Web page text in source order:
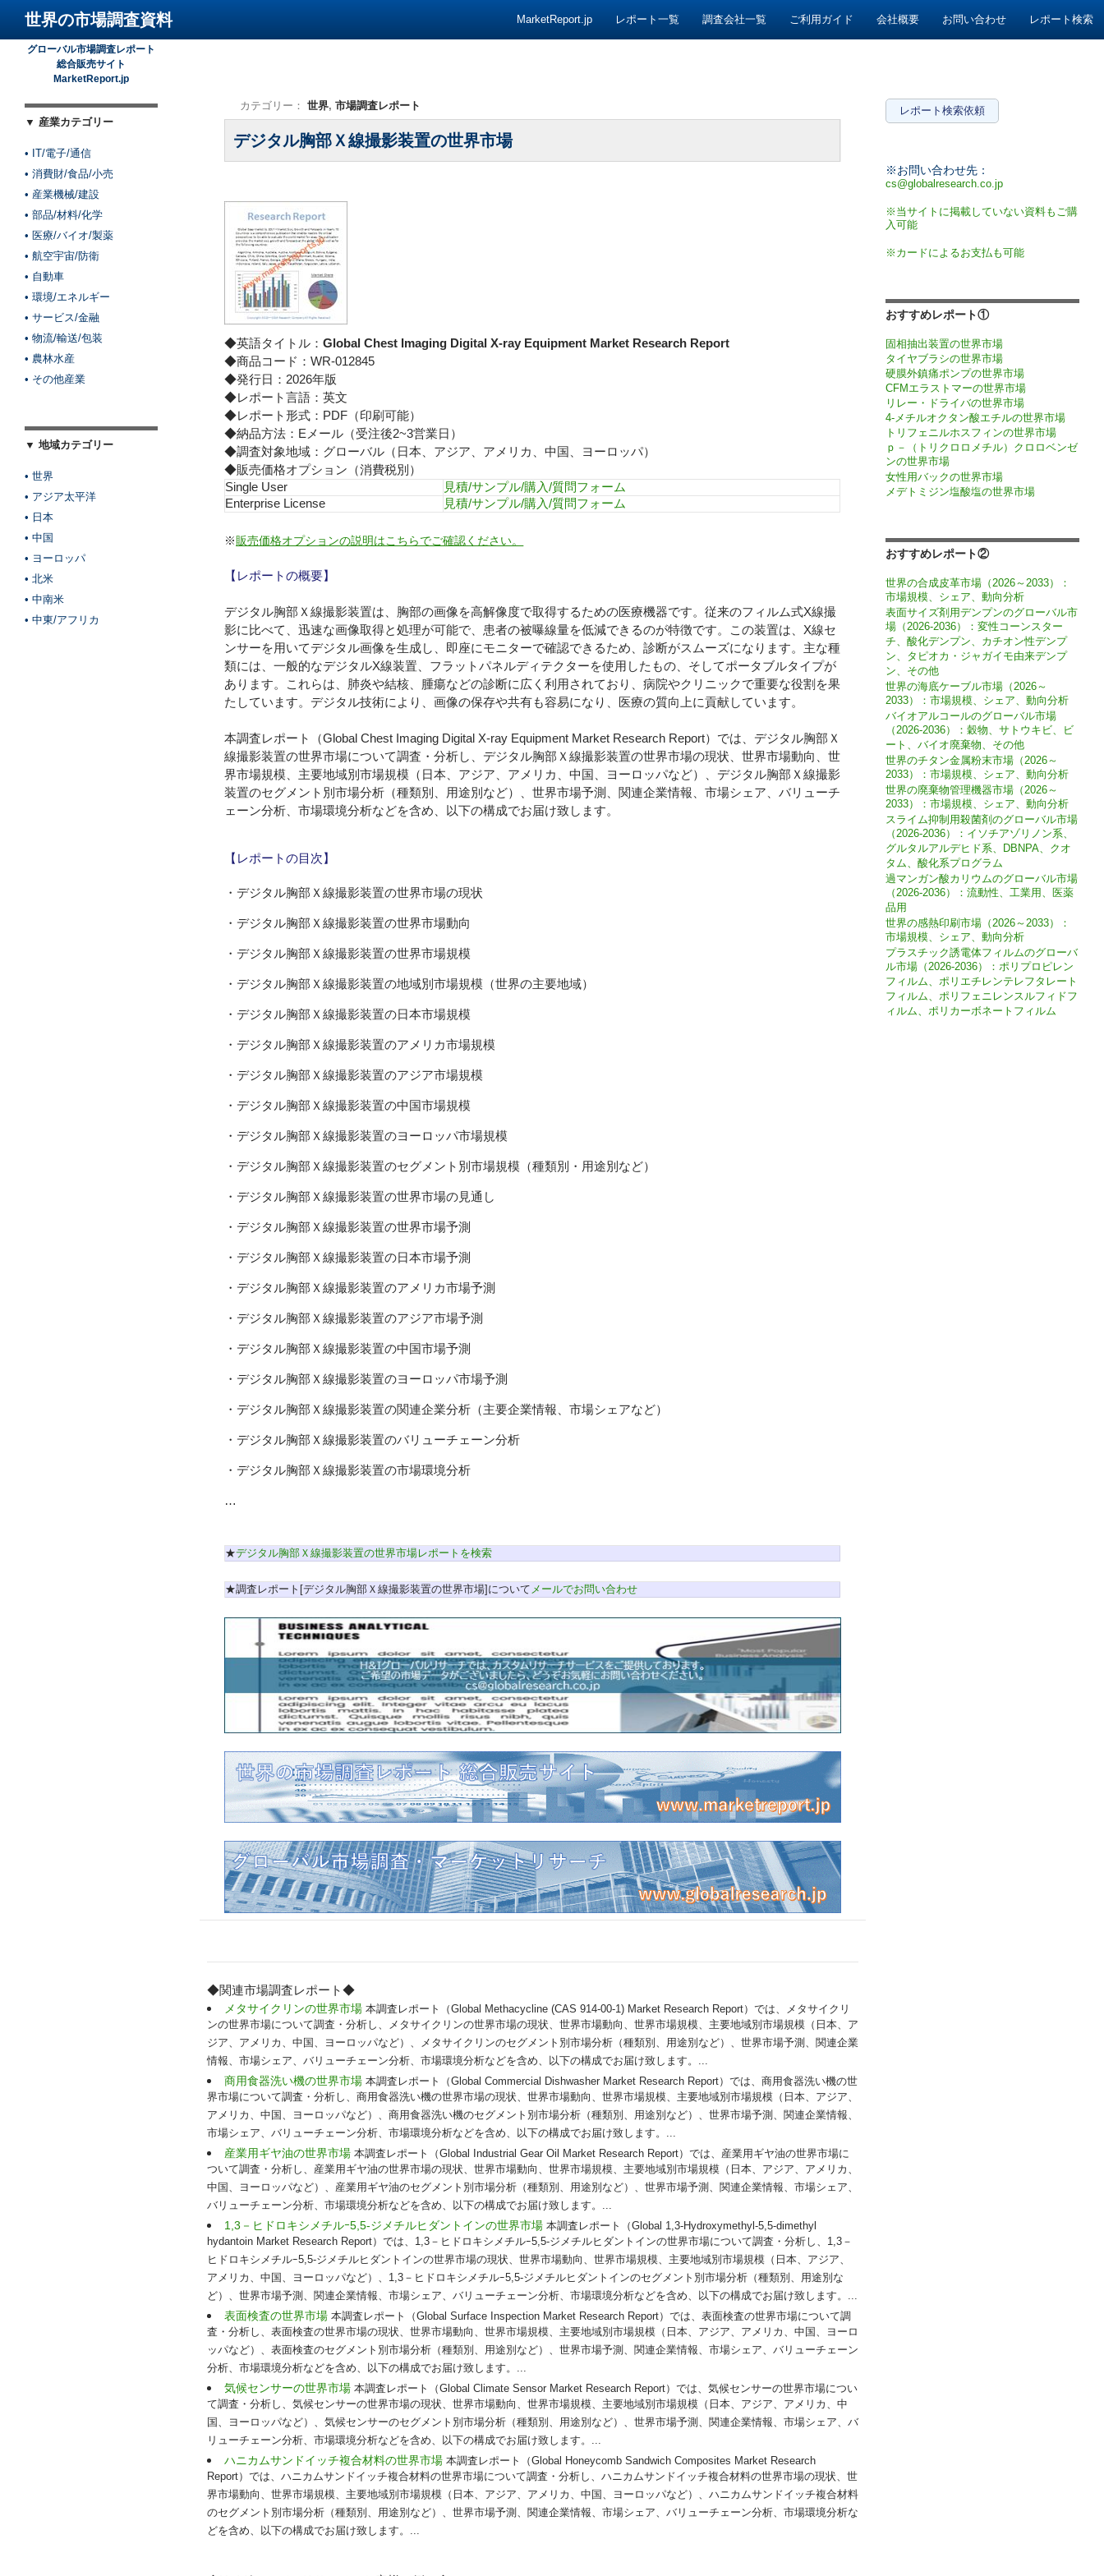
世界の市場調査資料
MarketReport.jp
レポート一覧 調査会社一覧 ご利用ガイド 会社概要 お問い合わせ レポート検索
カテゴリー：世界,市場調査レポート
デジタル胸部Ｘ線撮影装置の世界市場
◆英語タイトル：Global Chest Imaging Digital X-ray Equipment Market Research Report
◆商品コード：WR-012845
◆発行日：2026年版
◆レポート言語：英文
◆レポート形式：PDF（印刷可能）
◆納品方法：Eメール（受注後2~3営業日）
◆調査対象地域：グローバル（日本、アジア、アメリカ、中国、ヨーロッパ）
◆販売価格オプション（消費税別）
Single User
見積/サンプル/購入/質問フォーム
Enterprise License
見積/サンプル/購入/質問フォーム
※販売価格オプションの説明はこちらでご確認ください。
【レポートの概要】
デジタル胸部Ｘ線撮影装置は、胸部の画像を高解像度で取得するための医療機器です。従来のフィルム式X線撮
影に比べて、迅速な画像取得と処理が可能で、患者の被曝線量を低減できるのが特徴です。この装置は、X線セ
ンサーを用いてデジタル画像を生成し、即座にモニターで確認できるため、診断がスムーズになります。主な種
類には、一般的なデジタルX線装置、フラットパネルディテクターを使用したもの、そしてポータブルタイプが
あります。これらは、肺炎や結核、腫瘍などの診断に広く利用されており、病院やクリニックで重要な役割を果
たしています。デジタル技術により、画像の保存や共有も容易になり、医療の質向上に貢献しています。
本調査レポート（Global Chest Imaging Digital X-ray Equipment Market Research Report）では、デジタル胸部Ｘ
線撮影装置の世界市場について調査・分析し、デジタル胸部Ｘ線撮影装置の世界市場の現状、世界市場動向、世
界市場規模、主要地域別市場規模（日本、アジア、アメリカ、中国、ヨーロッパなど）、デジタル胸部Ｘ線撮影
装置のセグメント別市場分析（種類別、用途別など）、世界市場予測、関連企業情報、市場シェア、バリューチ
ェーン分析、市場環境分析などを含め、以下の構成でお届け致します。
【レポートの目次】
・デジタル胸部Ｘ線撮影装置の世界市場の現状
・デジタル胸部Ｘ線撮影装置の世界市場動向
・デジタル胸部Ｘ線撮影装置の世界市場規模
・デジタル胸部Ｘ線撮影装置の地域別市場規模（世界の主要地域）
・デジタル胸部Ｘ線撮影装置の日本市場規模
・デジタル胸部Ｘ線撮影装置のアメリカ市場規模
・デジタル胸部Ｘ線撮影装置のアジア市場規模
・デジタル胸部Ｘ線撮影装置の中国市場規模
・デジタル胸部Ｘ線撮影装置のヨーロッパ市場規模
・デジタル胸部Ｘ線撮影装置のセグメント別市場規模（種類別・用途別など）
・デジタル胸部Ｘ線撮影装置の世界市場の見通し
・デジタル胸部Ｘ線撮影装置の世界市場予測
・デジタル胸部Ｘ線撮影装置の日本市場予測
・デジタル胸部Ｘ線撮影装置のアメリカ市場予測
・デジタル胸部Ｘ線撮影装置のアジア市場予測
・デジタル胸部Ｘ線撮影装置の中国市場予測
・デジタル胸部Ｘ線撮影装置のヨーロッパ市場予測
・デジタル胸部Ｘ線撮影装置の関連企業分析（主要企業情報、市場シェアなど）
・デジタル胸部Ｘ線撮影装置のバリューチェーン分析
・デジタル胸部Ｘ線撮影装置の市場環境分析
…
★デジタル胸部Ｘ線撮影装置の世界市場レポートを検索
★調査レポート[デジタル胸部Ｘ線撮影装置の世界市場]について メールでお問い合わせ
◆関連市場調査レポート◆
メタサイクリンの世界市場 本調査レポート（Global Methacycline (CAS 914-00-1) Market Research Report）では、メタサイクリ
ンの世界市場について調査・分析し、メタサイクリンの世界市場の現状、世界市場動向、世界市場規模、主要地域別市場規模（日本、ア
ジア、アメリカ、中国、ヨーロッパなど）、メタサイクリンのセグメント別市場分析（種類別、用途別など）、世界市場予測、関連企業
情報、市場シェア、バリューチェーン分析、市場環境分析などを含め、以下の構成でお届け致します。...
商用食器洗い機の世界市場 本調査レポート（Global Commercial Dishwasher Market Research Report）では、商用食器洗い機の世
界市場について調査・分析し、商用食器洗い機の世界市場の現状、世界市場動向、世界市場規模、主要地域別市場規模（日本、アジア、
アメリカ、中国、ヨーロッパなど）、商用食器洗い機のセグメント別市場分析（種類別、用途別など）、世界市場予測、関連企業情報、
市場シェア、バリューチェーン分析、市場環境分析などを含め、以下の構成でお届け致します。...
産業用ギヤ油の世界市場 本調査レポート（Global Industrial Gear Oil Market Research Report）では、産業用ギヤ油の世界市場に
ついて調査・分析し、産業用ギヤ油の世界市場の現状、世界市場動向、世界市場規模、主要地域別市場規模（日本、アジア、アメリカ、
中国、ヨーロッパなど）、産業用ギヤ油のセグメント別市場分析（種類別、用途別など）、世界市場予測、関連企業情報、市場シェア、
バリューチェーン分析、市場環境分析などを含め、以下の構成でお届け致します。...
1,3－ヒドロキシメチルｰ5,5-ジメチルヒダントインの世界市場 本調査レポート（Global 1,3-Hydroxymethyl-5,5-dimethyl
hydantoin Market Research Report）では、1,3－ヒドロキシメチルｰ5,5-ジメチルヒダントインの世界市場について調査・分析し、1,3－
ヒドロキシメチルｰ5,5-ジメチルヒダントインの世界市場の現状、世界市場動向、世界市場規模、主要地域別市場規模（日本、アジア、
アメリカ、中国、ヨーロッパなど）、1,3－ヒドロキシメチルｰ5,5-ジメチルヒダントインのセグメント別市場分析（種類別、用途別な
ど）、世界市場予測、関連企業情報、市場シェア、バリューチェーン分析、市場環境分析などを含め、以下の構成でお届け致します。...
表面検査の世界市場 本調査レポート（Global Surface Inspection Market Research Report）では、表面検査の世界市場について調
査・分析し、表面検査の世界市場の現状、世界市場動向、世界市場規模、主要地域別市場規模（日本、アジア、アメリカ、中国、ヨーロ
ッパなど）、表面検査のセグメント別市場分析（種類別、用途別など）、世界市場予測、関連企業情報、市場シェア、バリューチェーン
分析、市場環境分析などを含め、以下の構成でお届け致します。...
気候センサーの世界市場 本調査レポート（Global Climate Sensor Market Research Report）では、気候センサーの世界市場につい
て調査・分析し、気候センサーの世界市場の現状、世界市場動向、世界市場規模、主要地域別市場規模（日本、アジア、アメリカ、中
国、ヨーロッパなど）、気候センサーのセグメント別市場分析（種類別、用途別など）、世界市場予測、関連企業情報、市場シェア、バ
リューチェーン分析、市場環境分析などを含め、以下の構成でお届け致します。...
ハニカムサンドイッチ複合材料の世界市場 本調査レポート（Global Honeycomb Sandwich Composites Market Research
Report）では、ハニカムサンドイッチ複合材料の世界市場について調査・分析し、ハニカムサンドイッチ複合材料の世界市場の現状、世
界市場動向、世界市場規模、主要地域別市場規模（日本、アジア、アメリカ、中国、ヨーロッパなど）、ハニカムサンドイッチ複合材料
のセグメント別市場分析（種類別、用途別など）、世界市場予測、関連企業情報、市場シェア、バリューチェーン分析、市場環境分析な
どを含め、以下の構成でお届け致します。...
レポート検索依頼
※お問い合わせ先：
cs@globalresearch.co.jp
※当サイトに掲載していない資料もご購
入可能
※カードによるお支払も可能
おすすめレポート①
固相抽出装置の世界市場
タイヤブラシの世界市場
硬膜外鎮痛ポンプの世界市場
CFMエラストマーの世界市場
リレー・ドライバの世界市場
4-メチルオクタン酸エチルの世界市場
トリフェニルホスフィンの世界市場
ｐ－（トリクロロメチル）クロロベンゼ
ンの世界市場
女性用バックの世界市場
メデトミジン塩酸塩の世界市場
おすすめレポート②
世界の合成皮革市場（2026～2033）：
市場規模、シェア、動向分析
表面サイズ剤用デンプンのグローバル市
場（2026-2036）：変性コーンスター
チ、酸化デンプン、カチオン性デンプ
ン、タピオカ・ジャガイモ由来デンプ
ン、その他
世界の海底ケーブル市場（2026～
2033）：市場規模、シェア、動向分析
バイオアルコールのグローバル市場
（2026-2036）：穀物、サトウキビ、ビ
ート、バイオ廃棄物、その他
世界のチタン金属粉末市場（2026～
2033）：市場規模、シェア、動向分析
世界の廃棄物管理機器市場（2026～
2033）：市場規模、シェア、動向分析
スライム抑制用殺菌剤のグローバル市場
（2026-2036）：イソチアゾリノン系、
グルタルアルデヒド系、DBNPA、クオ
タム、酸化系プログラム
過マンガン酸カリウムのグローバル市場
（2026-2036）：流動性、工業用、医薬
品用
世界の感熱印刷市場（2026～2033）：
市場規模、シェア、動向分析
プラスチック誘電体フィルムのグローバ
ル市場（2026-2036）：ポリプロピレン
フィルム、ポリエチレンテレフタレート
フィルム、ポリフェニレンスルフィドフ
ィルム、ポリカーボネートフィルム
グローバル市場調査レポート
総合販売サイト
MarketReport.jp
▼ 産業カテゴリー
• IT/電子/通信
• 消費財/食品/小売
• 産業機械/建設
• 部品/材料/化学
• 医療/バイオ/製薬
• 航空宇宙/防衛
• 自動車
• 環境/エネルギー
• サービス/金融
• 物流/輸送/包装
• 農林水産
• その他産業
▼ 地域カテゴリー
• 世界
• アジア太平洋
• 日本
• 中国
• ヨーロッパ
• 北米
• 中南米
• 中東/アフリカ